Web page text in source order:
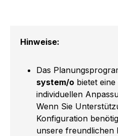
Hinweise:
Das
system/o bietet
individuellen
Wenn Sie
Konfiguration
unsere freundlichen